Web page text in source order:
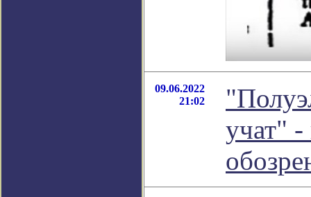
09.06.2022
21:02
учат" -